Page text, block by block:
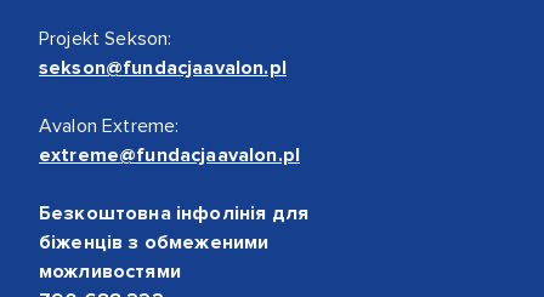
Projekt Sekson:
sekson@fundacjaavalon.pl
Avalon Extreme:
extreme@fundacjaavalon.pl
Безкоштовна інфолінія для
біженців з обмеженими
можливостями